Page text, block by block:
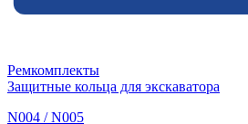
Ремкомплекты
Защитные кольца для экскаватора
N004 / N005